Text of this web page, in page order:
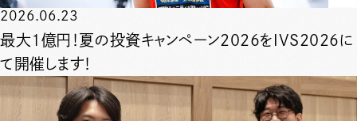
2026.06.23
最大1億円！夏の投資キャンペーン2026をIVS2026に
て開催します！